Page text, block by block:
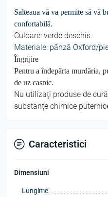
Salteaua vă va permite să vă
confortabilă.
Culoare: verde deschis.
Materiale: pânză Oxford/
Îngrijire
Pentru a îndepărta murdăria,
de uz casnic.
Nu utilizați produse de
substanțe chimice
Caracteristici
Dimensiuni
Lungime